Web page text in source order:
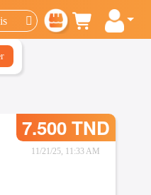
7.500 TND
11/21/25, 11:33 AM